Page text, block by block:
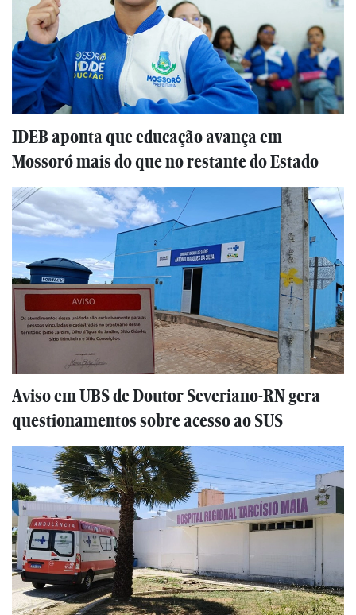
IDEB aponta que educação avança em
Mossoró mais do que no restante do Estado
Aviso em UBS de Doutor Severiano-RN gera
questionamentos sobre acesso ao SUS